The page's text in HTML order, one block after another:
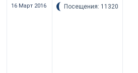
16 Март 2016 Посещения: 11320